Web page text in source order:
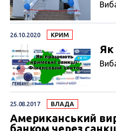
26.10.2020 КРИМ
Як
25.08.2017 ВЛАДА
Американський